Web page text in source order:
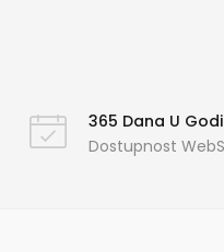
365 Dana U
Dostupnost